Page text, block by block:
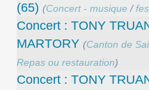
(65) (Concert - musique/
Concert : TONY
MARTORY (Canton de
Repas ou restauration)
Concert : TONY